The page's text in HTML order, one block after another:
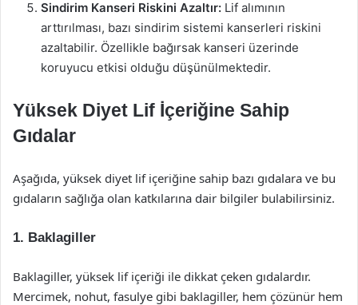
Sindirim Kanseri Riskini Azaltır: Lif alımının
arttırılması, bazı sindirim sistemi kanserleri riskini
azaltabilir. Özellikle bağırsak kanseri üzerinde
koruyucu etkisi olduğu düşünülmektedir.
Yüksek Diyet Lif İçeriğine Sahip
Gıdalar
Aşağıda, yüksek diyet lif içeriğine sahip bazı gıdalara ve bu
gıdaların sağlığa olan katkılarına dair bilgiler bulabilirsiniz.
1. Baklagiller
Baklagiller, yüksek lif içeriği ile dikkat çeken gıdalardır.
Mercimek, nohut, fasulye gibi baklagiller, hem çözünür hem